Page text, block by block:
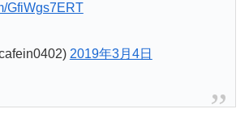
GfiWgs7ERT
2019年3月4日